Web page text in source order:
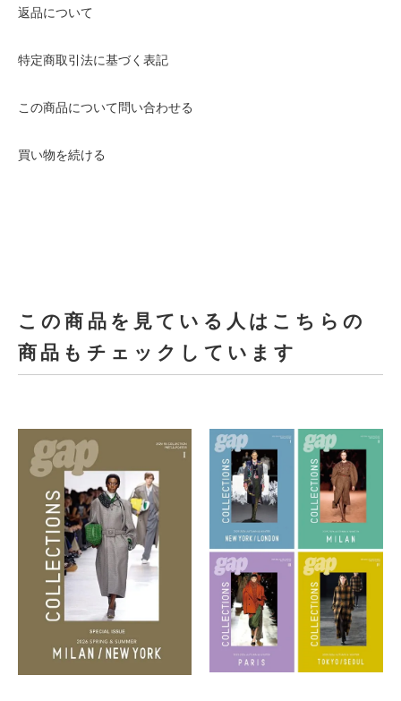
返品について
特定商取引法に基づく表記
この商品について問い合わせる
買い物を続ける
この商品を見ている人はこちらの
商品もチェックしています